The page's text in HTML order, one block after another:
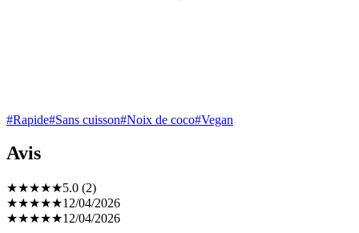
#Rapide#Sans cuisson#Noix de coco#Vegan
Avis
★★★★★5.0 (2)
★★★★★12/04/2026
★★★★★12/04/2026